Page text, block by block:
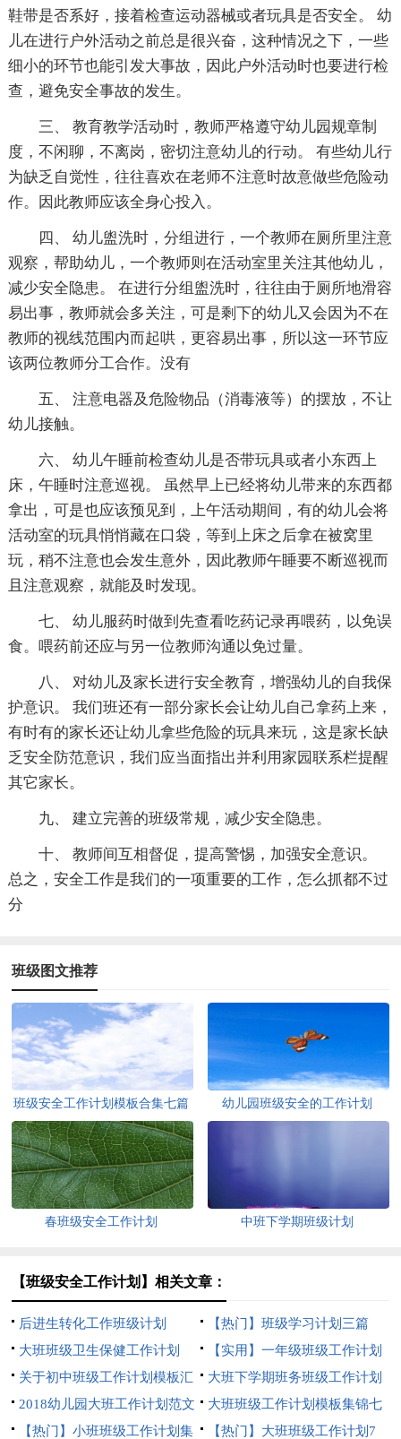
鞋带是否系好，接着检查运动器械或者玩具是否安全。 幼
儿在进行户外活动之前总是很兴奋，这种情况之下，一些
细小的环节也能引发大事故，因此户外活动时也要进行检
查，避免安全事故的发生。
三、 教育教学活动时，教师严格遵守幼儿园规章制
度，不闲聊，不离岗，密切注意幼儿的行动。 有些幼儿行
为缺乏自觉性，往往喜欢在老师不注意时故意做些危险动
作。因此教师应该全身心投入。
四、 幼儿盥洗时，分组进行，一个教师在厕所里注意
观察，帮助幼儿，一个教师则在活动室里关注其他幼儿，
减少安全隐患。 在进行分组盥洗时，往往由于厕所地滑容
易出事，教师就会多关注，可是剩下的幼儿又会因为不在
教师的视线范围内而起哄，更容易出事，所以这一环节应
该两位教师分工合作。没有
五、 注意电器及危险物品（消毒液等）的摆放，不让
幼儿接触。
六、 幼儿午睡前检查幼儿是否带玩具或者小东西上
床，午睡时注意巡视。 虽然早上已经将幼儿带来的东西都
拿出，可是也应该预见到，上午活动期间，有的幼儿会将
活动室的玩具悄悄藏在口袋，等到上床之后拿在被窝里
玩，稍不注意也会发生意外，因此教师午睡要不断巡视而
且注意观察，就能及时发现。
七、 幼儿服药时做到先查看吃药记录再喂药，以免误
食。喂药前还应与另一位教师沟通以免过量。
八、 对幼儿及家长进行安全教育，增强幼儿的自我保
护意识。 我们班还有一部分家长会让幼儿自己拿药上来，
有时有的家长还让幼儿拿些危险的玩具来玩，这是家长缺
乏安全防范意识，我们应当面指出并利用家园联系栏提醒
其它家长。
九、 建立完善的班级常规，减少安全隐患。
十、 教师间互相督促，提高警惕，加强安全意识。
总之，安全工作是我们的一项重要的工作，怎么抓都不过
分
班级图文推荐
班级安全工作计划模板合集七篇 幼儿园班级安全的工作计划
春班级安全工作计划 中班下学期班级计划
【班级安全工作计划】相关文章：
后进生转化工作班级计划
【热门】班级学习计划三篇
大班班级卫生保健工作计划
【实用】一年级班级工作计划
3篇
关于初中班级工作计划模板汇
编6篇
大班下学期班务班级工作计划
2018幼儿园大班工作计划范文
大班班级工作计划模板集锦七
篇
【热门】小班班级工作计划集 【热门】大班班级工作计划7